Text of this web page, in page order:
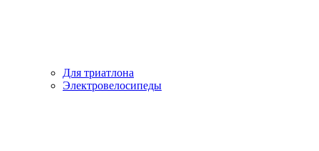
Для триатлона
Электровелосипеды